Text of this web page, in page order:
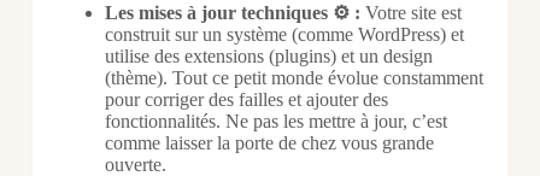
Les mises à jour techniques ⚙️ : Votre site est
construit sur un système (comme WordPress) et
utilise des extensions (plugins) et un design
(thème). Tout ce petit monde évolue constamment
pour corriger des failles et ajouter des
fonctionnalités. Ne pas les mettre à jour, c’est
comme laisser la porte de chez vous grande
ouverte.